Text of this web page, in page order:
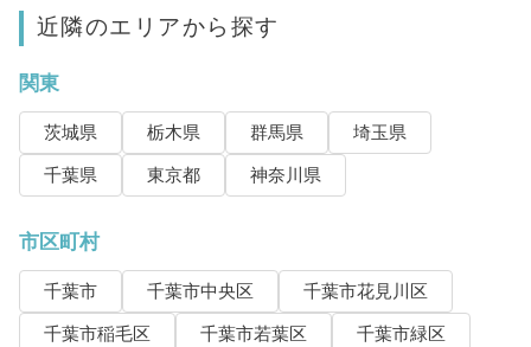
近隣のエリアから探す
関東
茨城県 栃木県 群馬県
埼玉県
千葉県
東京都 神奈川県
市区町村
千葉市 千葉市中央区
千葉市花見川区
千葉市稲毛区
千葉市若葉区
千葉市緑区